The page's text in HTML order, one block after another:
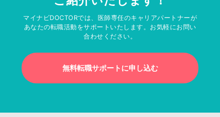
マイナビDOCTORでは、医師専任のキャリアパートナーが
あなたの転職活動をサポートいたします。お気軽にお問い
合わせください。
無料転職サポートに申し込む